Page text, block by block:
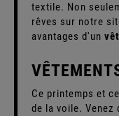
textile. Non
rêves sur notre
avantages d'un
Ce printemps et
de la voile. Venez